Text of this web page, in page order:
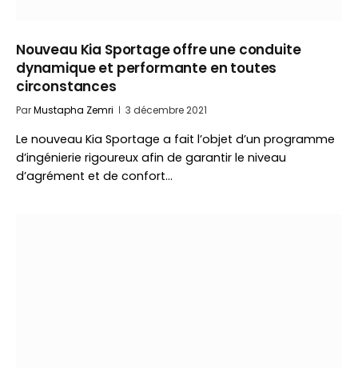
Nouveau Kia Sportage offre une conduite
dynamique et performante en toutes
circonstances
ParMustapha Zemri 3 décembre 2021
Le nouveau Kia Sportage a fait l’objet d’un programme
d’ingénierie rigoureux afin de garantir le niveau
d’agrément et de confort…